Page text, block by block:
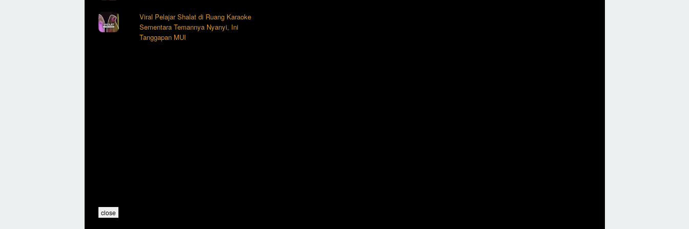
Viral Pelajar Shalat di Ruang Karaoke
Sementara Temannya Nyanyi, Ini
Tanggapan MUI
close